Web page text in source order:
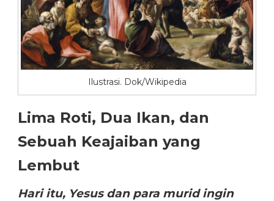
Ilustrasi. Dok/Wikipedia
Lima Roti, Dua Ikan, dan
Sebuah Keajaiban yang
Lembut
Hari itu, Yesus dan para murid ingin